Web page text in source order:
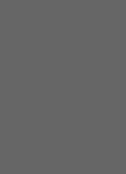
nutzen, und